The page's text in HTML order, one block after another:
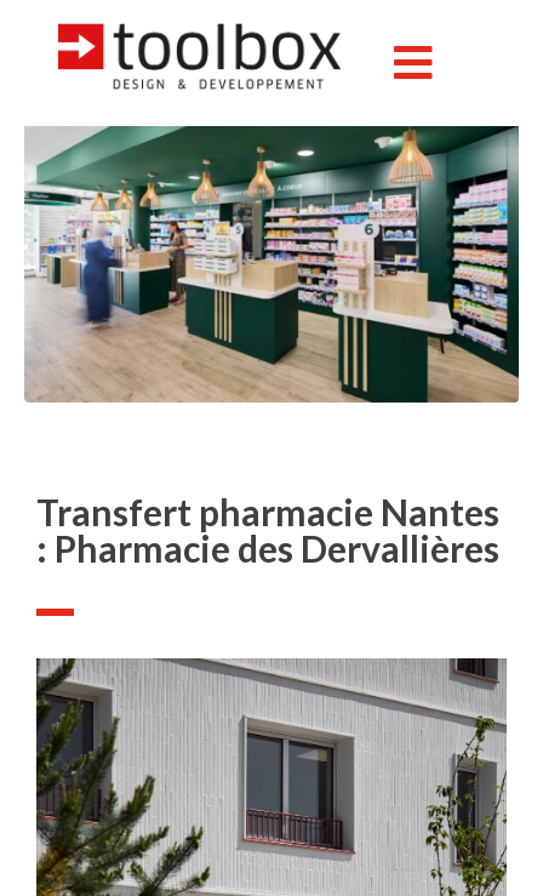
Transfert pharmacie Nantes
: Pharmacie des Dervallières
Transfert pharmacie Nantes
: Pharmacie des Dervallières